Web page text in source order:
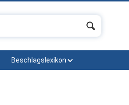
Beschlagslexikon